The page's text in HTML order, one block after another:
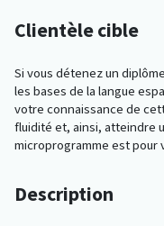
Clientèle cible
Si vous détenez un
les bases de la langue
votre connaissance de
fluidité et, ainsi, atteindre
microprogramme est pour
Description